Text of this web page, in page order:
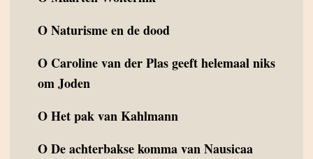
ONaturisme en de dood
O Caroline van der Plas geeft helemaal niks
om Joden
OHet pak van Kahlmann
ODe achterbakse komma van Nausicaa